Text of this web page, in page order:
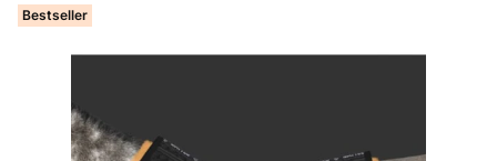
Bestseller